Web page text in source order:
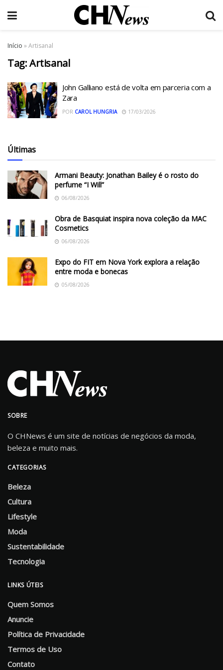
Início »Artisanal
Tag:Artisanal
John Galliano está de volta em parceria com a
Zara
POR CAROL HUNGRIA 17/03/2026
Últimas
Armani Beauty: Jonathan Bailey é o rosto do
perfume “I Will”
06/08/2026
Obra de Basquiat inspira nova coleção da MAC
Cosmetics
06/08/2026
Expo do FIT em Nova York explora a relação
entre moda e bonecas
05/08/2026
SOBRE
O CHNews é um site de notícias de negócios da moda,
beleza e muito mais.
CATEGORIAS
Beleza
Cultura
Lifestyle
Moda
Sustentabilidade
Tecnologia
LINKS ÚTEIS
Quem Somos
Anuncie
Política de Privacidade
Termos de Uso
Contato